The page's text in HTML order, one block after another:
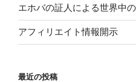
エホバの証人による世界中
アフィリエイト情報開示
最近の投稿